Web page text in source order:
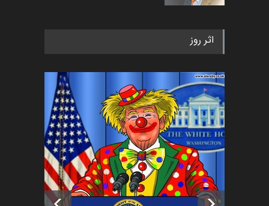
رویداد کارگاهی کارتون و پوستر
اخبار 5 ماه قبل
فراخوان رویداد کارگاهی کارتون و
پوستر "ایران سربل…
اخبار 6 ماه قبل
تسلیت به همکار | سهراب خیری
اخبار 6 ماه قبل
اثر روز